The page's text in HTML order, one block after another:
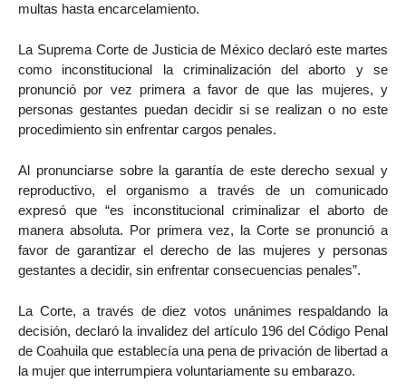
multas hasta encarcelamiento.
La Suprema Corte de Justicia de México declaró este martes
como inconstitucional la criminalización del aborto y se
pronunció por vez primera a favor de que las mujeres, y
personas gestantes puedan decidir si se realizan o no este
procedimiento sin enfrentar cargos penales.
Al pronunciarse sobre la garantía de este derecho sexual y
reproductivo, el organismo a través de un comunicado
expresó que “es inconstitucional criminalizar el aborto de
manera absoluta. Por primera vez, la Corte se pronunció a
favor de garantizar el derecho de las mujeres y personas
gestantes a decidir, sin enfrentar consecuencias penales”.
La Corte, a través de diez votos unánimes respaldando la
decisión, declaró la invalidez del artículo 196 del Código Penal
de Coahuila que establecía una pena de privación de libertad a
la mujer que interrumpiera voluntariamente su embarazo.